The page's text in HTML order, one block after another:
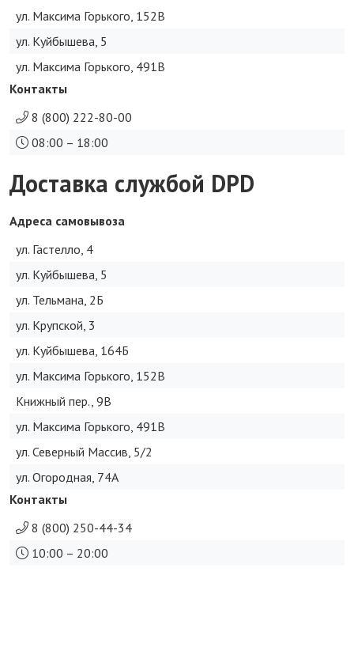
ул. Максима Горького, 152В
ул. Куйбышева, 5
ул. Максима Горького, 491В
Контакты
8 (800) 222-80-00
08:00 – 18:00
Доставка службой DPD
Адреса самовывоза
ул. Гастелло, 4
ул. Куйбышева, 5
ул. Тельмана, 2Б
ул. Крупской, 3
ул. Куйбышева, 164Б
ул. Максима Горького, 152В
Книжный пер., 9В
ул. Максима Горького, 491В
ул. Северный Массив, 5/2
ул. Огородная, 74А
Контакты
8 (800) 250-44-34
10:00 – 20:00